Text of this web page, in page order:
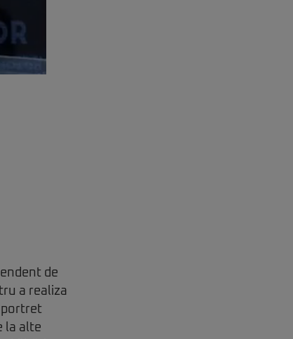
de
a realiza
portret
la alte